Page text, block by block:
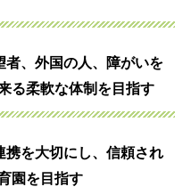
者、外国の人、障がいを
る柔軟な体制を目指す
携を大切にし、信頼され
園を目指す